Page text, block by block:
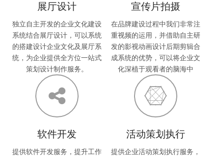
展厅设计
独立自主开发的企业文化建设
系统结合展厅设计，可以系统
的搭建设计企业文化及展厅系
统，为企业提供全方位一站式
策划设计制作服务。
宣传片拍摄
在品牌建设过程中我们非常注
重视频的运用，并借助自主研
发的影视动画设计后期剪辑合
成系统的优势，可以将企业文
化深植于观看者的脑海中
软件开发
提供软件开发服务，提升工作
活动策划执行
提供企业活动策划执行服务，